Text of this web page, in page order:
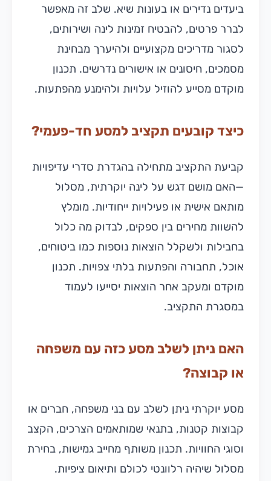
ביעדים נדירים או בעונות שיא. שלב זה מאפשר
לברר פרטים, להבטיח זמינות לינה ושירותים,
לסגור מדריכים מקצועיים ולהיערך מבחינת
מסמכים, חיסונים או אישורים נדרשים. תכנון
מוקדם מסייע להוזיל עלויות ולהימנע מהפתעות.
כיצד קובעים תקציב למסע חד-פעמי?
קביעת התקציב מתחילה בהגדרת סדרי עדיפויות
—האם מושם דגש על לינה יוקרתית, מסלול
מותאם אישית או פעילויות ייחודיות. מומלץ
להשוות מחירים בין ספקים, לבדוק מה כלול
בחבילות ולשקלל הוצאות נוספות כמו ביטוחים,
אוכל, תחבורה והפתעות בלתי צפויות. תכנון
מוקדם ומעקב אחר הוצאות יסייעו לעמוד
במסגרת התקציב.
האם ניתן לשלב מסע כזה עם משפחה
או קבוצה?
מסע יוקרתי ניתן לשלב עם בני משפחה, חברים או
קבוצות קטנות, בתנאי שמותאמים הצרכים, הקצב
וסוגי החוויות. תכנון משותף מחייב גמישות, בחירת
מסלול שיהיה רלוונטי לכולם ותיאום ציפיות.